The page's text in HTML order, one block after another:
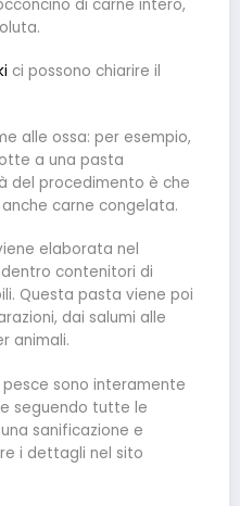
di carne intero,
ci possono chiarire il
alle ossa: per esempio,
a una pasta
del procedimento è che
carne congelata.
elaborata nel
contenitori di
Questa pasta viene poi
dai salumi alle
animali.
sono interamente
seguendo tutte le
sanificazione e
i dettagli nel sito